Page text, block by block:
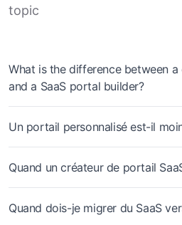
topic
What is the difference between
and a SaaS portal builder?
Un portail personnalisé est-il
Quand un créateur de portail
Quand dois-je migrer du SaaS